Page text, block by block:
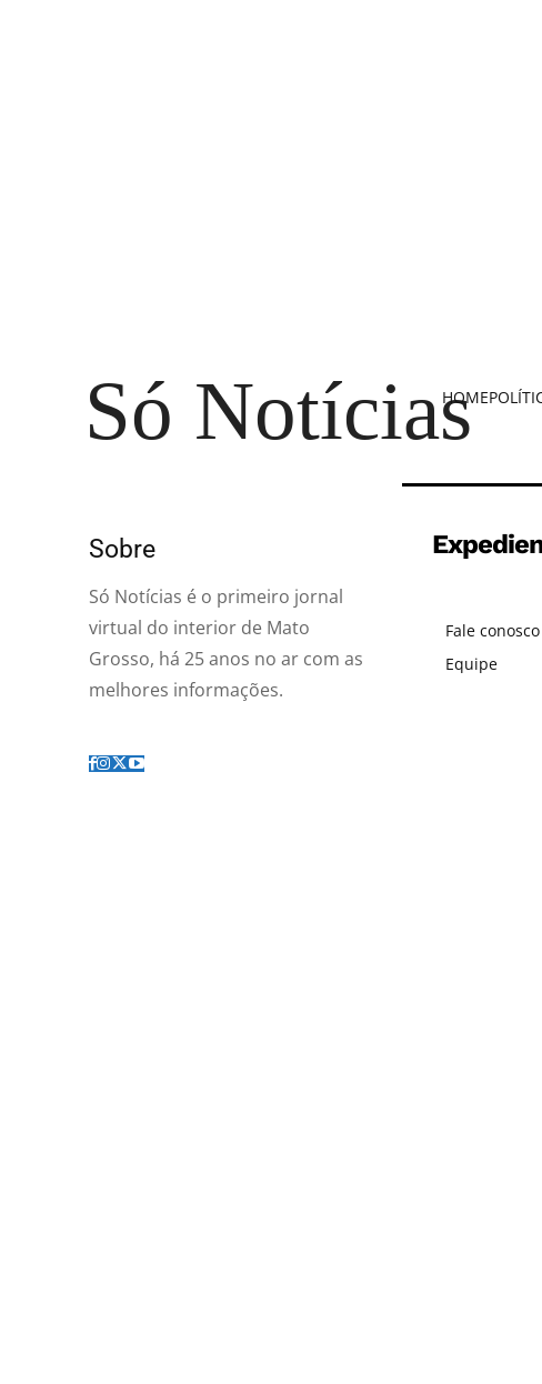
Só Notícias
HOME
Sobre
Só Notícias é o primeiro jornal
virtual do interior de Mato
Grosso, há 25 anos no ar com as
melhores informações.
Fale conosco
Equipe